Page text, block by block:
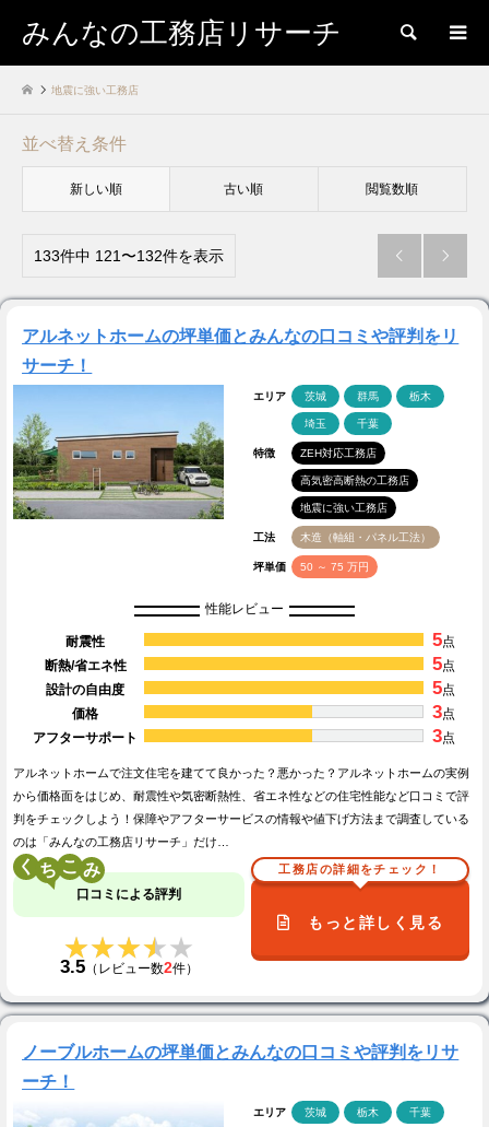
みんなの工務店リサーチ 検索
地震に強い工務店
並べ替え条件
新しい順 古い順 閲覧数順
133件中 121〜132件を表示  
アルネットホームの坪単価とみんなの口コミや評判をリ
サーチ！
エリア 茨城 群馬 栃木
埼玉 千葉
特徴 ZEH対応工務店
高気密高断熱の工務店
地震に強い工務店
工法 木造（軸組・パネル工法）
坪単価 50 ～ 75 万円
性能レビュー
耐震性 5点
断熱/省エネ性
5点
設計の自由度
5点
価格
3点
アフターサポート
3点
アルネットホームで注文住宅を建てて良かった？悪かった？アルネットホームの実例
から価格面をはじめ、耐震性や気密断熱性、省エネ性などの住宅性能など口コミで評
判をチェックしよう！保障やアフターサービスの情報や値下げ方法まで調査している
のは「みんなの工務店リサーチ」だけ…
く こ
口コミによる評判
★★★★★
★★★★★
3.5（レビュー数2件）
工務店の詳細をチェック！
もっと詳しく見る
ノーブルホームの坪単価とみんなの口コミや評判をリサ
ーチ！
エリア 茨城 栃木 千葉